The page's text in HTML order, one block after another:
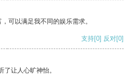
可以满足我不同的娱乐需求。
支持[0] 反对[0]
让人心旷神怡。